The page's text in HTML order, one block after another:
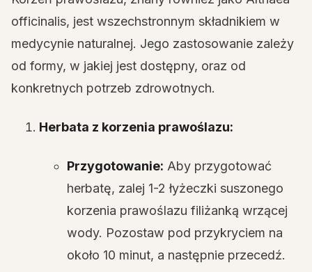
officinalis, jest wszechstronnym składnikiem w
medycynie naturalnej. Jego zastosowanie zależy
od formy, w jakiej jest dostępny, oraz od
konkretnych potrzeb zdrowotnych.
Herbata z korzenia prawoślazu:
Przygotowanie: Aby przygotować
herbatę, zalej 1-2 łyżeczki suszonego
korzenia prawoślazu filiżanką wrzącej
wody. Pozostaw pod przykryciem na
około 10 minut, a następnie przecedź.